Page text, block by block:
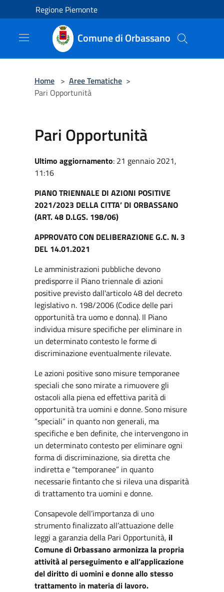
Salta al contenuto principale
Regione Piemonte
Comune di Orbassano
Home > Aree Tematiche >
Pari Opportunità
Pari Opportunità
Ultimo aggiornamento: 21 gennaio 2021,
11:16
PIANO TRIENNALE DI AZIONI POSITIVE
2021/2023 DELLA CITTA’ DI ORBASSANO
(ART. 48 D.LGS. 198/06)
APPROVATO CON DELIBERAZIONE G.C. N. 3
DEL 14.01.2021
Le amministrazioni pubbliche devono
predisporre il Piano triennale di azioni
positive previsto dall'articolo 48 del decreto
legislativo n. 198/2006 (Codice delle pari
opportunità tra uomo e donna). Il Piano
individua misure specifiche per eliminare in
un determinato contesto le forme di
discriminazione eventualmente rilevate.
Le azioni positive sono misure temporanee
speciali che sono mirate a rimuovere gli
ostacoli alla piena ed effettiva parità di
opportunità tra uomini e donne. Sono misure
“speciali” in quanto non generali, ma
specifiche e ben definite, che intervengono in
un determinato contesto per eliminare ogni
forma di discriminazione, sia diretta che
indiretta e “temporanee” in quanto
necessarie fintanto che si rileva una disparità
di trattamento tra uomini e donne.
Consapevole dell’importanza di uno
strumento finalizzato all’attuazione delle
leggi a garanzia della Pari Opportunità, il
Comune di Orbassano armonizza la propria
attività al perseguimento e all’applicazione
del diritto di uomini e donne allo stesso
trattamento in materia di lavoro.